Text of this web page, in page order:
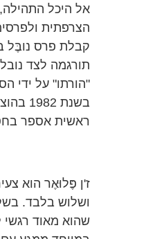
אל היכל
הצרפתית
תורגמה לצד
"הורתו" על ידי
בשנת
ראשית אספר
ז'ן פֶּלוּאֶר הוא
ושלוש בלבד.
שהוא מאוד רגשי